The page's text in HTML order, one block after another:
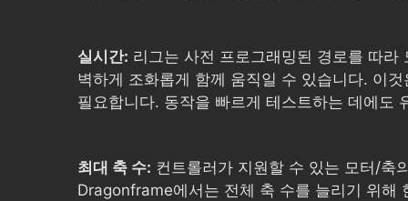
실시간: 리그는 사전 프로그래밍된 경로를 따라
벽하게 조화롭게 함께 움직일 수 있습니다. 이
필요합니다. 동작을 빠르게 테스트하는 데에도
최대 축 수: 컨트롤러가 지원할 수 있는 모터/축
Dragonframe에서는 전체 축 수를 늘리기 위해